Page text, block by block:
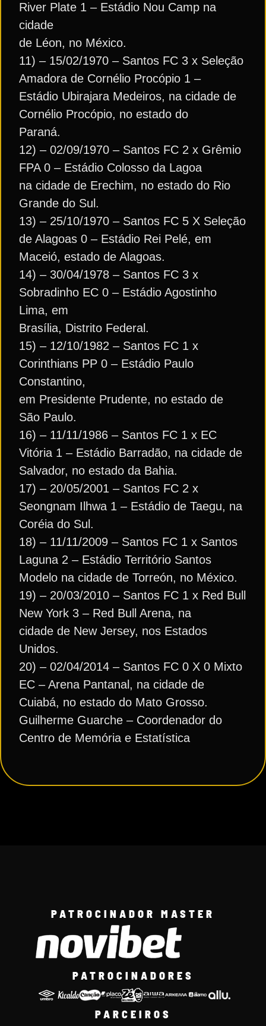
River Plate 1 – Estádio Nou Camp na
cidade
de Léon, no México.
11) – 15/02/1970 – Santos FC 3 x Seleção
Amadora de Cornélio Procópio 1 –
Estádio Ubirajara Medeiros, na cidade de
Cornélio Procópio, no estado do
Paraná.
12) – 02/09/1970 – Santos FC 2 x Grêmio
FPA 0 – Estádio Colosso da Lagoa
na cidade de Erechim, no estado do Rio
Grande do Sul.
13) – 25/10/1970 – Santos FC 5 X Seleção
de Alagoas 0 – Estádio Rei Pelé, em
Maceió, estado de Alagoas.
14) – 30/04/1978 – Santos FC 3 x
Sobradinho EC 0 – Estádio Agostinho
Lima, em
Brasília, Distrito Federal.
15) – 12/10/1982 – Santos FC 1 x
Corinthians PP 0 – Estádio Paulo
Constantino,
em Presidente Prudente, no estado de
São Paulo.
16) – 11/11/1986 – Santos FC 1 x EC
Vitória 1 – Estádio Barradão, na cidade de
Salvador, no estado da Bahia.
17) – 20/05/2001 – Santos FC 2 x
Seongnam Ilhwa 1 – Estádio de Taegu, na
Coréia do Sul.
18) – 11/11/2009 – Santos FC 1 x Santos
Laguna 2 – Estádio Território Santos
Modelo na cidade de Torreón, no México.
19) – 20/03/2010 – Santos FC 1 x Red Bull
New York 3 – Red Bull Arena, na
cidade de New Jersey, nos Estados
Unidos.
20) – 02/04/2014 – Santos FC 0 X 0 Mixto
EC – Arena Pantanal, na cidade de
Cuiabá, no estado do Mato Grosso.
Guilherme Guarche – Coordenador do
Centro de Memória e Estatística
PATROCINADOR MASTER
PATROCINADORES
PARCEIROS